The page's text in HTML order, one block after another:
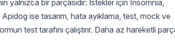
yalnızca bir parçasıdır: İstekler için Insomnia,
ise tasarım, hata ayıklama, test, mock ve
test tarafını çalıştırır. Daha az hareketli